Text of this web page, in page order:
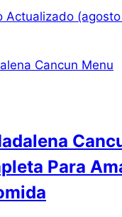
Actualizado
Para